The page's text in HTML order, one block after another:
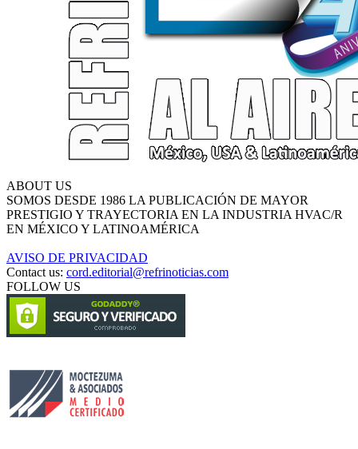
ABOUT US
SOMOS DESDE 1986 LA PUBLICACIÓN DE MAYOR
PRESTIGIO Y TRAYECTORIA EN LA INDUSTRIA HVAC/R
EN MÉXICO Y LATINOAMÉRICA
AVISO DE PRIVACIDAD
Contact us: cord.editorial@refrinoticias.com
FOLLOW US